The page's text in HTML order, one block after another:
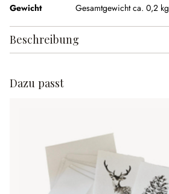
Gewicht
Gesamtgewicht ca. 0,2 kg
Beschreibung
Dazu passt